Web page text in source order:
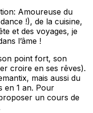
Amoureuse du
!), de la cuisine,
et des voyages, je
l’âme !
point fort, son
croire en ses rêves).
mais aussi du
en 1 an. Pour
un cours de